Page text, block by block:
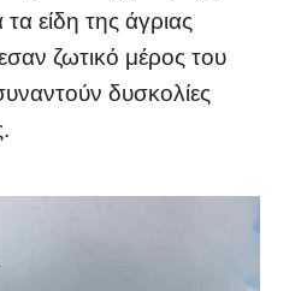
είδη της άγριας
ζωτικό μέρος του
δυσκολίες